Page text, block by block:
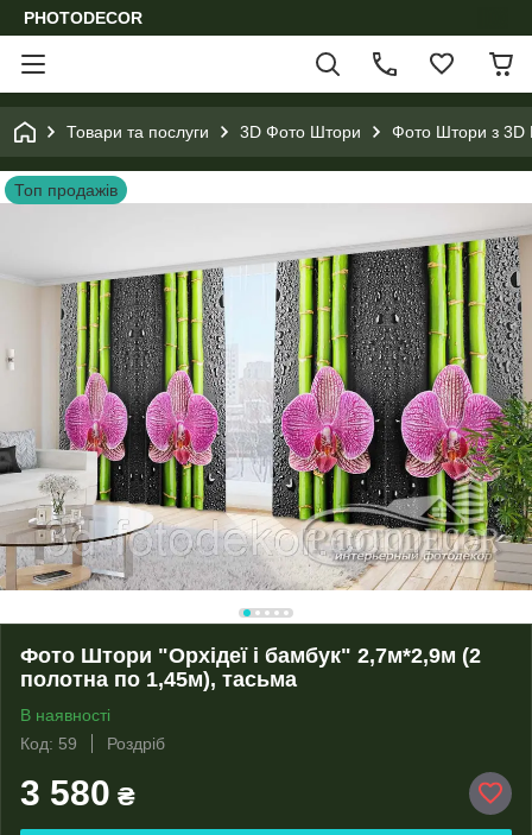
PHOTODECOR
Товари та послуги 3D Фото Штори Фото Штори з 3D
Топ продажів
Фото Штори "Орхідеї і бамбук" 2,7м*2,9м (2
полотна по 1,45м), тасьма
В наявності
Код: 59
Роздріб
3 580 ₴